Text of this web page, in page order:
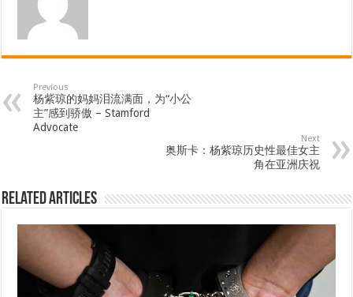
Previous
杨紫琼的妈妈泪流满面，为“小公
主”感到骄傲 – Stamford
Advocate
Next
奥斯卡：杨紫琼历史性最佳女主
角在亚洲庆祝
Related Articles